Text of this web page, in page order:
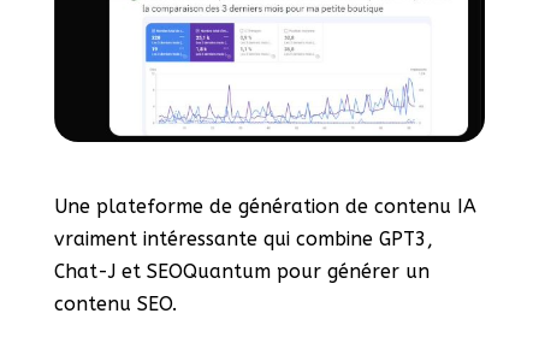
Une plateforme de génération de contenu IA
vraiment intéressante qui combine GPT3,
Chat-J et SEOQuantum pour générer un
contenu SEO.